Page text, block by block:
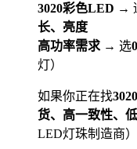
3020彩色LED →
长、亮度
高功率需求 → 选
灯）
如果你正在找
货、高一致性、
LED灯珠制造商）